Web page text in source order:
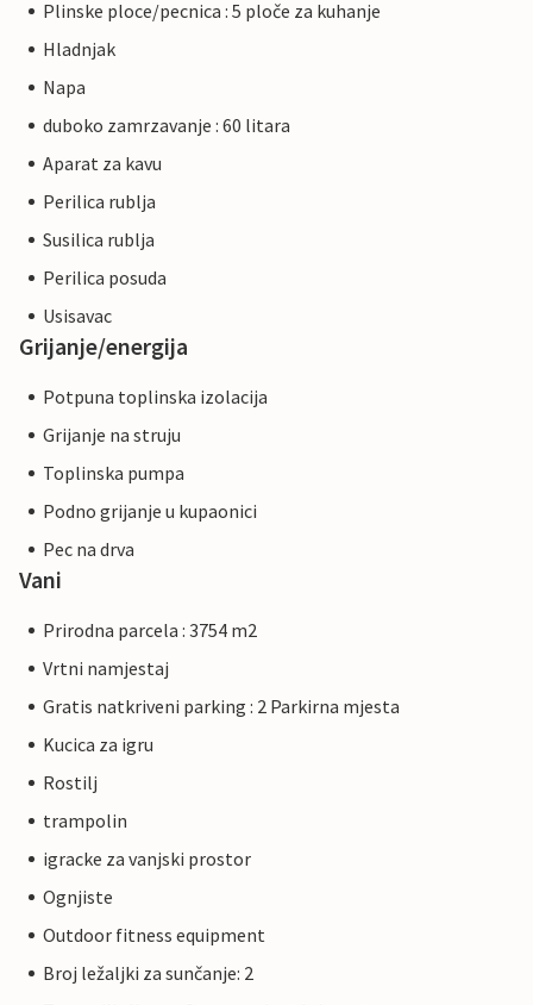
Plinske ploce/pecnica : 5 ploče za kuhanje
Hladnjak
Napa
duboko zamrzavanje : 60 litara
Aparat za kavu
Perilica rublja
Susilica rublja
Perilica posuda
Usisavac
Grijanje/energija
Potpuna toplinska izolacija
Grijanje na struju
Toplinska pumpa
Podno grijanje u kupaonici
Pec na drva
Vani
Prirodna parcela : 3754 m2
Vrtni namjestaj
Gratis natkriveni parking : 2 Parkirna mjesta
Kucica za igru
Rostilj
trampolin
igracke za vanjski prostor
Ognjiste
Outdoor fitness equipment
Broj ležaljki za sunčanje: 2